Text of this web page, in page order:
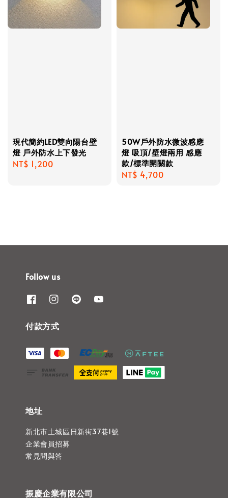
現代簡約LED雙向陽台壁
燈 戶外防水上下發光
Regular
NT$ 1,200
50W戶外防水微波感應
燈 吸頂/壁燈兩用 感應
款/標準開關款
Regular
NT$ 4,700
Follow us
付款方式
地址
新北市土城區日新街37巷1號
企業會員招募
常見問與答
振慶企業有限公司